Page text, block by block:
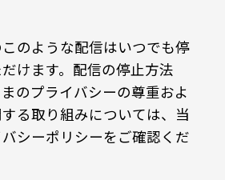
のような配信はいつでも停
けます。配信の停止方法
のプライバシーの尊重およ
る取り組みについては、当
シーポリシーをご確認くだ